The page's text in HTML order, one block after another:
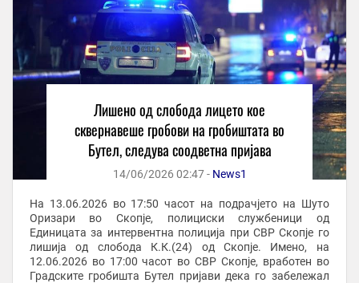
Лишено од слобода лицето кое
сквернавеше гробови на гробиштата во
Бутел, следува соодветна пријава
14/06/2026 02:47 - News1
На 13.06.2026 во 17:50 часот на подрачјето на Шуто
Оризари во Скопје, полициски службеници од
Единицата за интервентна полиција при СВР Скопје го
лишија од слобода К.К.(24) од Скопје. Имено, на
12.06.2026 во 17:00 часот во СВР Скопје, вработен во
Градските гробишта Бутел пријави дека го забележал